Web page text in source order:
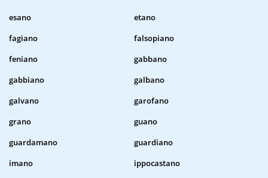
esano
etano
fagiano
falsopiano
feniano
gabbano
gabbiano
galbano
galvano
garofano
grano
guano
guardamano
guardiano
imano
ippocastano